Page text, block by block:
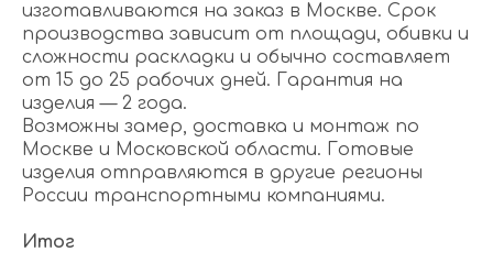
изготавливаются на заказ в Москве. Срок
производства зависит от площади, обивки и
сложности раскладки и обычно составляет
от 15 до 25 рабочих дней. Гарантия на
изделия — 2 года.
Возможны замер, доставка и монтаж по
Москве и Московской области. Готовые
изделия отправляются в другие регионы
России транспортными компаниями.
Итог